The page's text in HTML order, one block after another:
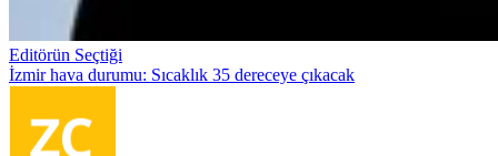
Editörün Seçtiği
İzmir hava durumu: Sıcaklık 35 dereceye çıkacak